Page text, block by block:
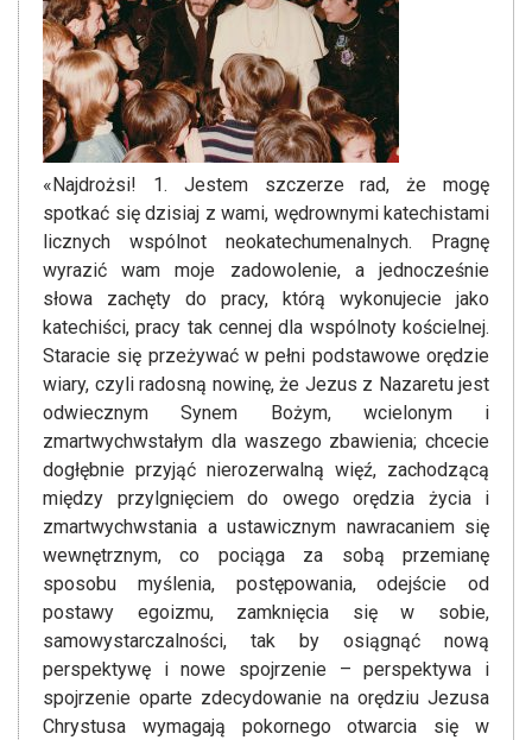
«Najdrożsi! 1. Jestem szczerze rad, że mogę
spotkać się dzisiaj z wami, wędrownymi katechistami
licznych wspólnot neokatechumenalnych. Pragnę
wyrazić wam moje zadowolenie, a jednocześnie
słowa zachęty do pracy, którą wykonujecie jako
katechiści, pracy tak cennej dla wspólnoty kościelnej.
Staracie się przeżywać w pełni podstawowe orędzie
wiary, czyli radosną nowinę, że Jezus z Nazaretu jest
odwiecznym Synem Bożym, wcielonym i
zmartwychwstałym dla waszego zbawienia; chcecie
dogłębnie przyjąć nierozerwalną więź, zachodzącą
między przylgnięciem do owego orędzia życia i
zmartwychwstania a ustawicznym nawracaniem się
wewnętrznym, co pociąga za sobą przemianę
sposobu myślenia, postępowania, odejście od
postawy egoizmu, zamknięcia się w sobie,
samowystarczalności, tak by osiągnąć nową
perspektywę i nowe spojrzenie – perspektywa i
spojrzenie oparte zdecydowanie na orędziu Jezusa
Chrystusa wymagają pokornego otwarcia się w